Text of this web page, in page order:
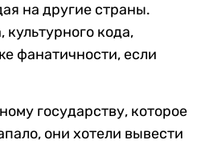
на другие страны.
кода,
фанатичности, если
государству, которое
они хотели вывести